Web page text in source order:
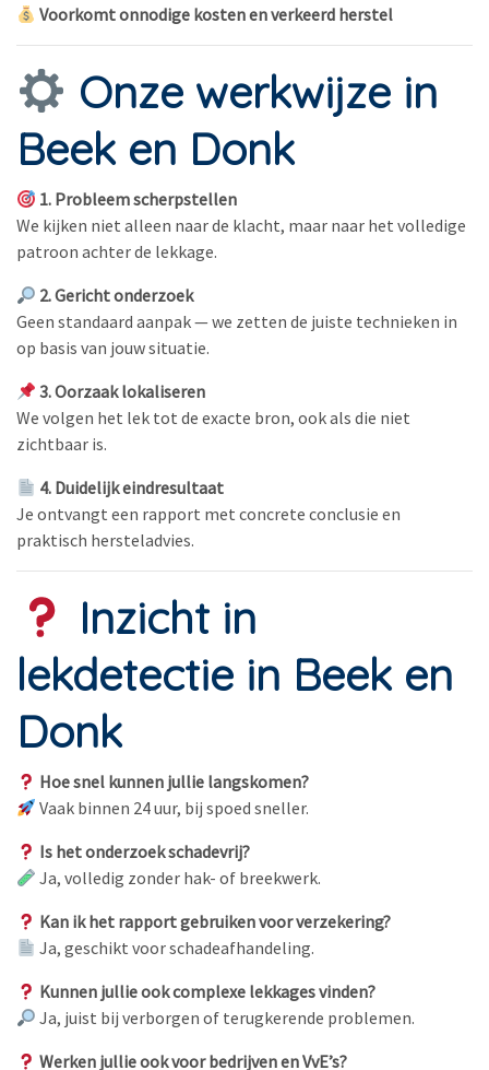
Voorkomt onnodige kosten en verkeerd herstel
Onze werkwijze in
Beek en Donk
1. Probleem scherpstellen
We kijken niet alleen naar de klacht, maar naar het volledige
patroon achter de lekkage.
2. Gericht onderzoek
Geen standaard aanpak — we zetten de juiste technieken in
op basis van jouw situatie.
3. Oorzaak lokaliseren
We volgen het lek tot de exacte bron, ook als die niet
zichtbaar is.
4. Duidelijk eindresultaat
Je ontvangt een rapport met concrete conclusie en
praktisch hersteladvies.
Inzicht in
lekdetectie in Beek en
Donk
Hoe snel kunnen jullie langskomen?
Vaak binnen 24 uur, bij spoed sneller.
Is het onderzoek schadevrij?
Ja, volledig zonder hak- of breekwerk.
Kan ik het rapport gebruiken voor verzekering?
Ja, geschikt voor schadeafhandeling.
Kunnen jullie ook complexe lekkages vinden?
Ja, juist bij verborgen of terugkerende problemen.
Werken jullie ook voor bedrijven en VvE’s?